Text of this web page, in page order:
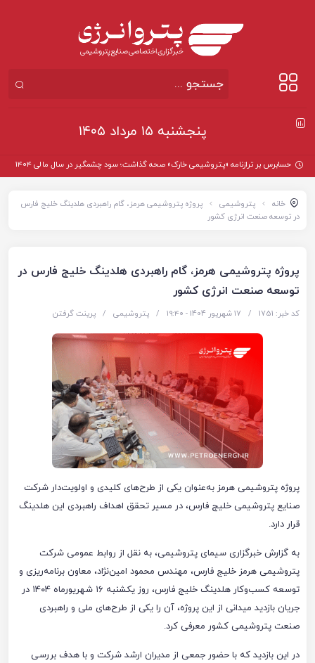
پنجشنبه ۱۵ مرداد ۱۴۰۵
حسابرس بر ترازنامه «پتروشیمی خارک» صحه گذاشت؛ سود چشمگیر در سال مالی ۱۴۰۴
خانه پتروشیمی
پروژه پتروشیمی هرمز، گام راهبردی هلدینگ خلیج فارس
در توسعه صنعت انرژی کشور
پروژه پتروشیمی هرمز، گام راهبردی هلدینگ خلیج فارس در
توسعه صنعت انرژی کشور
کد خبر: 1751 / 17 شهریور 1404 - ۱۹:۴۰ / پتروشیمی / پرینت گرفتن
پروژه پتروشیمی هرمز به‌عنوان یکی از طرح‌های کلیدی و اولویت‌دار شرکت
صنایع پتروشیمی خلیج فارس، در مسیر تحقق اهداف راهبردی این هلدینگ
قرار دارد.
به گزارش خبرگزاری سیمای پتروشیمی، به نقل از روابط عمومی شرکت
پتروشیمی هرمز خلیج فارس، مهندس محمود امین‌نژاد، معاون برنامه‌ریزی و
توسعه کسب‌وکار هلدینگ خلیج فارس، روز یکشنبه ۱۶ شهریورماه ۱۴۰۴ در
جریان بازدید میدانی از این پروژه، آن را یکی از طرح‌های ملی و راهبردی
صنعت پتروشیمی کشور معرفی کرد.
در این بازدید که با حضور جمعی از مدیران ارشد شرکت و با هدف بررسی